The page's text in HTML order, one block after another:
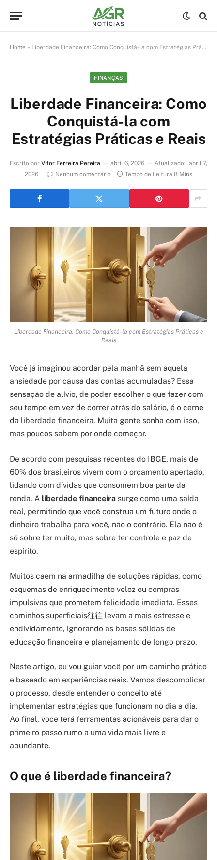
Home » Liberdade Financeira: Como Conquistá-la com Estratégias Práticas e Reais
FINANÇAS
Liberdade Financeira: Como
Conquistá-la com
Estratégias Práticas e Reais
Escrito por Vitor Ferreira Pereira abril 6, 2026 Atualizado: abril 7,
2026
Nenhum comentário Tempo de Leitura 8 Mins
Liberdade Financeira: Como Conquistá-la com Estratégias Práticas e
Reais
Você já imaginou acordar pela manhã sem aquela
ansiedade por causa das contas acumuladas? Essa
sensação de alívio, de poder escolher o que fazer com
seu tempo em vez de correr atrás do salário, é o cerne
da liberdade financeira. Muita gente sonha com isso,
mas poucos sabem por onde começar.
De acordo com pesquisas recentes do IBGE, mais de
60% dos brasileiros vivem com o orçamento apertado,
lidando com dívidas que consomem boa parte da
renda. A liberdade financeira surge como uma saída
real, permitindo que você construa um futuro onde o
dinheiro trabalha para você, não o contrário. Ela não é
só sobre ter muito, mas sobre ter controle e paz de
espírito.
Muitos caem na armadilha de soluções rápidas, como
esquemas de enriquecimento veloz ou compras
impulsivas que prometem felicidade imediata. Esses
caminhos superficiais往往 levam a mais estresse e
endividamento, ignorando as bases sólidas de
educação financeira e planejamento de longo prazo.
Neste artigo, eu vou guiar você por um caminho prático
e baseado em experiências reais. Vamos descomplicar
o processo, desde entender o conceito até
implementar estratégias que funcionam no dia a dia.
Ao final, você terá ferramentas acionáveis para dar o
primeiro passo rumo a uma vida mais livre e
abundante.
O que é liberdade financeira?